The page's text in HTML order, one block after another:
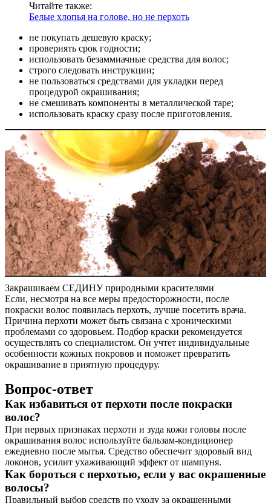
Читайте также:
Белые хлопья на голове, но не перхоть
не покупать дешевую краску;
провериять срок годности;
использовать безаммиачные средства для волос;
строго следовать инструкции;
не пользоваться средствами для укладки перед
процедурой окрашивания;
не смешивать компоненты в металлической таре;
использовать краску сразу после приготовления.
Закрашиваем СЕДИНУ природными красителями
Если, несмотря на все меры предосторожности, после
покраски волос появилась перхоть, лучше посетить врача.
Причина перхоти может быть связана с хроническими
проблемами со здоровьем. Подбор краски рекомендуется
осуществлять со специалистом. Он учтет индивидуальные
особенности кожных покровов и поможет превратить
окрашивание в приятную процедуру.
Вопрос-ответ
Как избавиться от перхоти после покраски
волос?
При первых признаках перхоти и зуда кожи головы после
окрашивания волос используйте бальзам-кондиционер
ежедневно после мытья. Средство обеспечит здоровый вид
локонов, усилит ухаживающий эффект от шампуня.
Как бороться с перхотью, если у вас окрашенные
волосы?
Правильный выбор средств по уходу за окрашенными